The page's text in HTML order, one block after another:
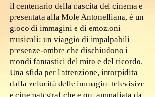
il centenario della nascita del cinema e
presentata alla Mole Antonelliana, è un
gioco di immagini e di emozioni
musicali: un viaggio di impalpabili
presenze-ombre che dischiudono i
mondi fantastici del mito e del ricordo.
Una sfida per l'attenzione, intorpidita
dalla velocità delle immagini televisive
e cinematografiche e qui ammaliata da